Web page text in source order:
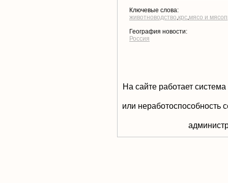
Ключевые слова:
животноводство,крс,мясо и
География новости:
Россия
На сайте работает
или неработоспособность